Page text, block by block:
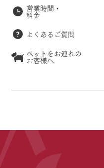
営業時間・
料金
よくあるご質問
ペットをお連れの
お客様へ